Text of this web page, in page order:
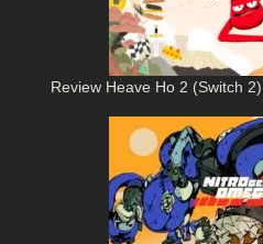
Review Heave Ho 2 (Switch